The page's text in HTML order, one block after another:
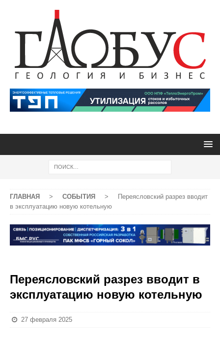
ГЛАВНАЯ > СОБЫТИЯ >
Переясловский разрез вводит
в эксплуатацию новую котельную
Переясловский разрез вводит в
эксплуатацию новую котельную
27 февраля 2025